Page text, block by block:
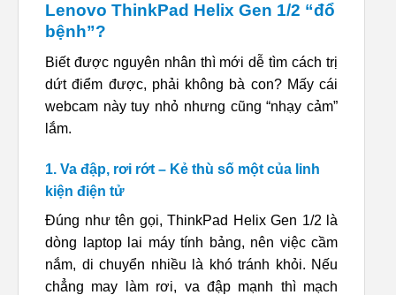
Lenovo ThinkPad Helix Gen 1/2 “đổ
bệnh”?
Biết được nguyên nhân thì mới dễ tìm cách trị
dứt điểm được, phải không bà con? Mấy cái
webcam này tuy nhỏ nhưng cũng “nhạy cảm”
lắm.
1. Va đập, rơi rớt – Kẻ thù số một của linh
kiện điện tử
Đúng như tên gọi, ThinkPad Helix Gen 1/2 là
dòng laptop lai máy tính bảng, nên việc cầm
nắm, di chuyển nhiều là khó tránh khỏi. Nếu
chẳng may làm rơi, va đập mạnh thì mạch